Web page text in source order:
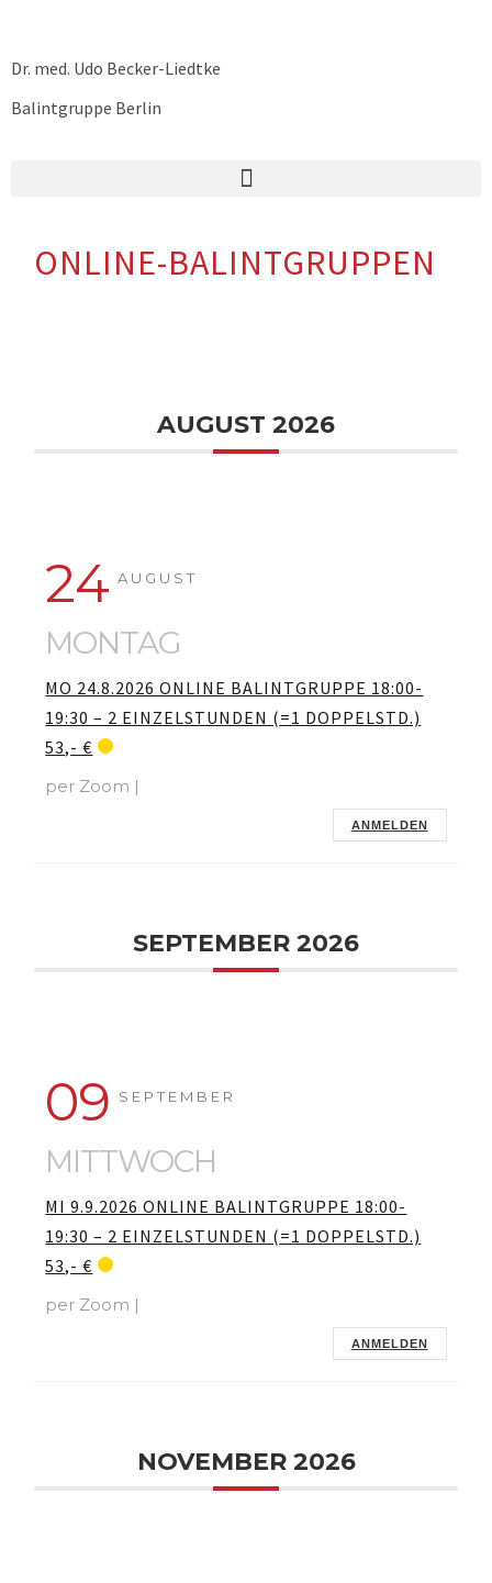
Dr. med. Udo Becker-Liedtke
Balintgruppe Berlin
ONLINE-BALINTGRUPPEN
AUGUST 2026
24 AUGUST
MONTAG
MO 24.8.2026 ONLINE BALINTGRUPPE 18:00-
19:30 – 2 EINZELSTUNDEN (=1 DOPPELSTD.)
53,- €
per Zoom |
ANMELDEN
SEPTEMBER 2026
09 SEPTEMBER
MITTWOCH
MI 9.9.2026 ONLINE BALINTGRUPPE 18:00-
19:30 – 2 EINZELSTUNDEN (=1 DOPPELSTD.)
53,- €
per Zoom |
ANMELDEN
NOVEMBER 2026